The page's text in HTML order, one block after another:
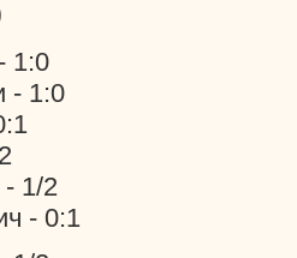
1:0
- 1:0
- 1/2
- 0:1